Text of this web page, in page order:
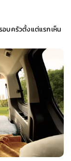
อบครัวตั้งแต่แรกเห็น